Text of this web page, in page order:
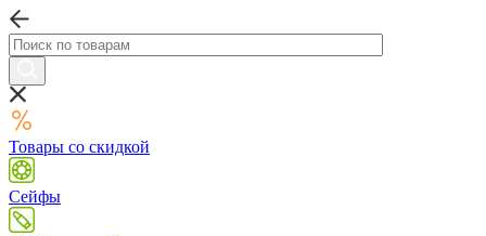
Товары со скидкой
Сейфы